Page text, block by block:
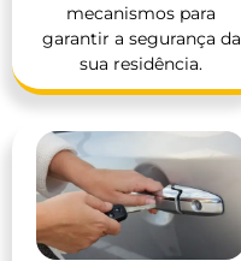
mecanismos para
garantir a segurança da
sua residência.